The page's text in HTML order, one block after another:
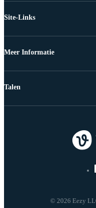
Site-Links
Meer Informatie
© 2026 Eezy
Talen